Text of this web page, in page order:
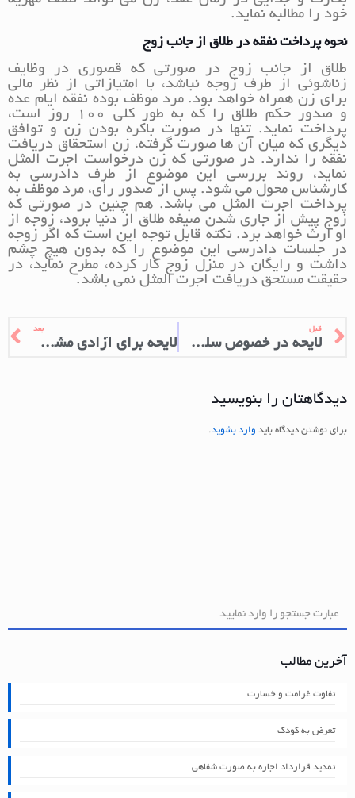
خود را مطالبه نماید.
نحوه پرداخت نفقه در طلاق از جانب زوج
طلاق از جانب زوج در صورتی که قصوری در وظایف
زناشوئی از طرف زوجه نباشد، با امتیازاتی از نظر مالی
برای زن همراه خواهد بود. مرد موظف بوده نفقه ایام عده
و صدور حکم طلاق را که به طور کلی 100 روز است،
پرداخت نماید. تنها در صورت باکره بودن زن و توافق
دیگری که میان آن ها صورت گرفته، زن استحقاق دریافت
نفقه را ندارد. در صورتی که زن درخواست اجرت المثل
نماید، روند بررسی این موضوع از طرف دادرسی به
کارشناس محول می شود. پس از صدور رأی، مرد موظف به
پرداخت اجرت المثل می باشد. هم چنین در صورتی که
زوج پیش از جاری شدن صیغه طلاق از دنیا برود، زوجه از
او ارث خواهد برد. نکته قابل توجه این است که اگر زوجه
در جلسات دادرسی این موضوع را که بدون هیچ چشم
داشت و رایگان در منزل زوج کار کرده، مطرح نماید، در
حقیقت مستحق دریافت اجرت المثل نمی باشد.
قبل
لایحه در خصوص سلب حضانت از والدین
بعد
لایحه برای آزادی مشروط
دیدگاهتان را بنویسید
برای نوشتن دیدگاه باید وارد بشوید.
آخرین مطالب
تفاوت غرامت و خسارت
تعرض به کودک
تمدید قرارداد اجاره به صورت شفاهی